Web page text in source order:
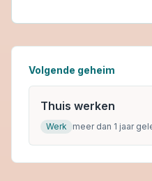
Volgende geheim
Thuis werken
Werk meer dan 1 jaar